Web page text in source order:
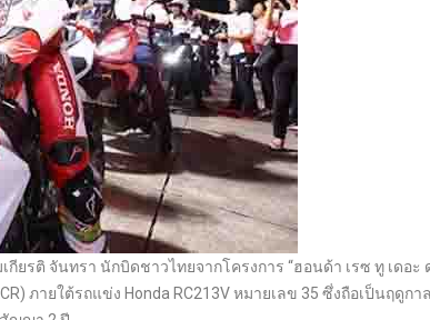
กียรติ จันทรา นักบิดชาวไทยจากโครงการ “ฮอนด้า เรซ ทู เดอะ
ภายใต้รถแข่ง Honda RC213V หมายเลข 35 ซึ่งถือเป็นฤดูกา